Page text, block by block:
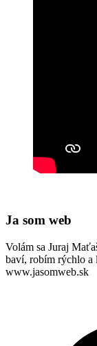
Ja som web
Volám sa Juraj
baví, robím rýchlo a
www.jasomweb.sk